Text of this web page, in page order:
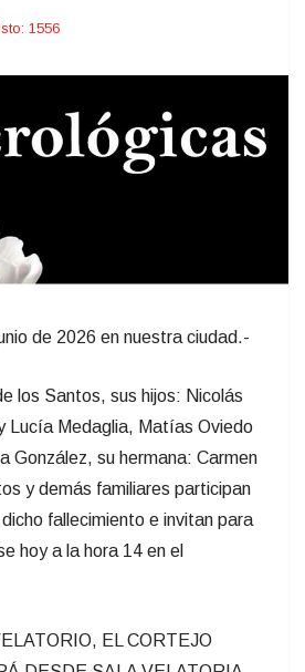
1556
de 2026 en nuestra ciudad.-
los Santos, sus hijos: Nicolás
Lucía Medaglia, Matías Oviedo
González, su hermana: Carmen
y demás familiares participan
fallecimiento e invitan para
hoy a la hora 14 en el
EL CORTEJO